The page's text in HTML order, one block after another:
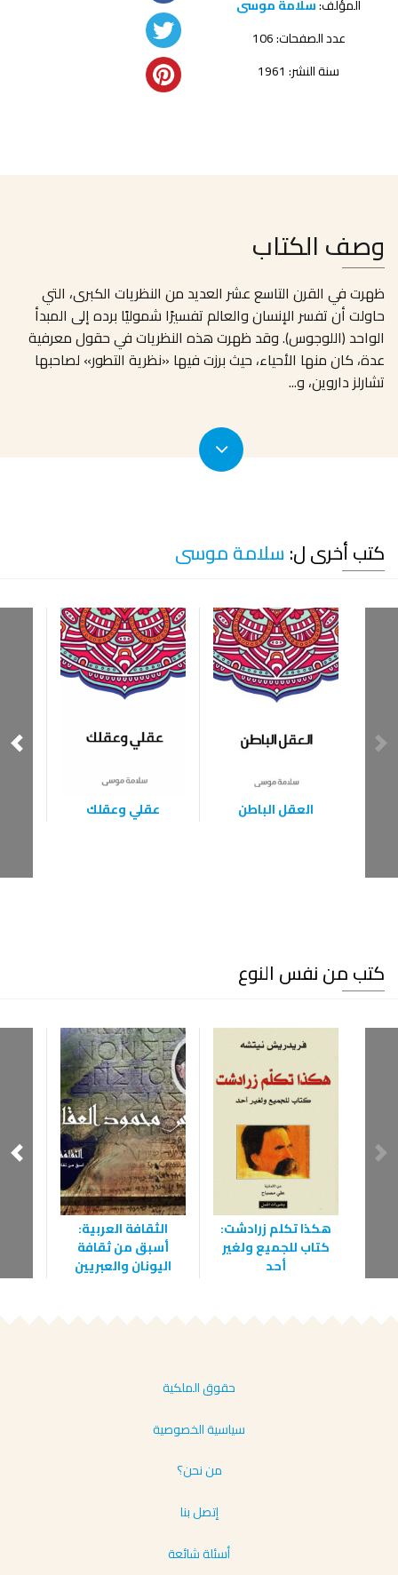
المؤلف:سلامة موسى
عدد الصفحات: 106
سنة النشر: 1961
وصف الكتاب
ظهرت في القرن التاسع عشر العديد من النظريات الكبرى، التي
حاولت أن تفسر الإنسان والعالم تفسيرًا شموليًا برده إلى المبدأ
الواحد (اللوجوس). وقد ظهرت هذه النظريات في حقول معرفية
عدة، كان منها الأحياء، حيث برزت فيها «نظرية التطور» لصاحبها
تشارلز داروين، و...
كتب أخرى ل: سلامة موسى
العقل الباطن عقلي وعقلك
كتب من نفس النوع
هكذا تكلم زرادشت:
كتاب للجميع ولغير
أحد
الثقافة العربية:
أسبق من ثقافة
اليونان والعبريين
حقوق الملكية
سياسية الخصوصية
من نحن؟
إتصل بنا
أسئلة شائعة